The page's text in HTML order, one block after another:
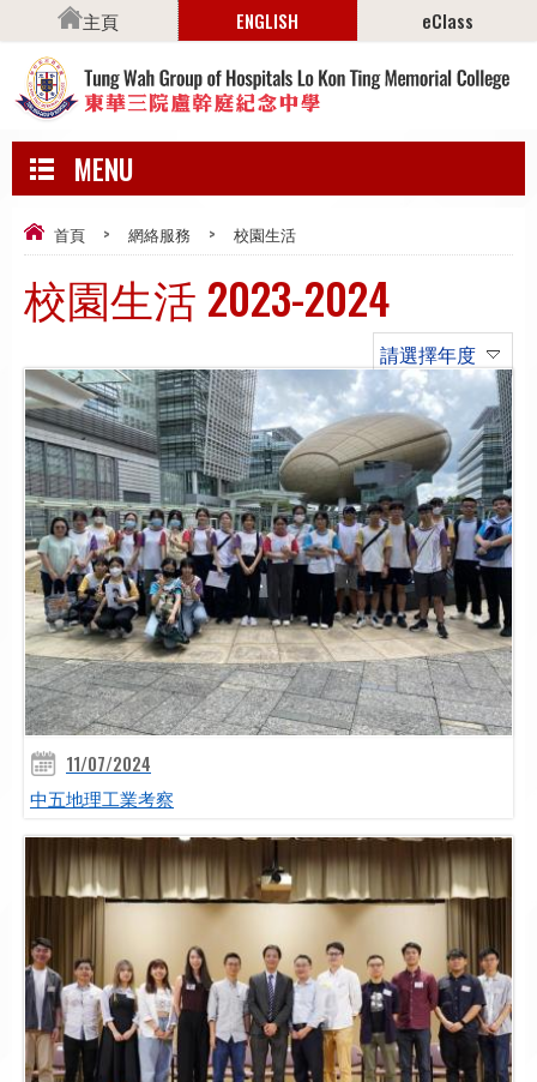
主頁 ENGLISH eClass
MENU
首頁 > 網絡服務 > 校園生活
校園生活 2023-2024
請選擇年度
11/07/2024
中五地理工業考察